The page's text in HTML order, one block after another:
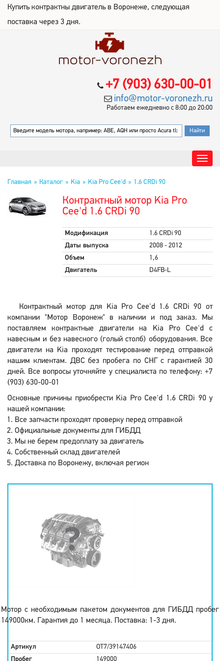
Купить контрактны двигатель в Воронеже, следующая
поставка через 3 дня.
+7 (903) 630-00-01
info@motor-voronezh.ru
Работаем ежедневно с 8:00 до 20:00
Главная Каталог Kia Kia Pro Cee'd 1.6 CRDi 90
Контрактный мотор Kia Pro
Cee'd 1.6 CRDi 90
Модификация
1.6 CRDi 90
Даты выпуска
2008 - 2012
Объем
1,6
Двигатель
D4FB-L
Контрактный мотор для Kia Pro Cee'd 1.6 CRDi 90 от
компании "Мотор Воронеж" в наличии и под заказ. Мы
поставляем контрактные двигатели на Kia Pro Cee'd с
навесным и без навесного (голый столб) оборудования. Все
двигатели на Kia проходят тестирование перед отправкой
нашим клиентам. ДВС без пробега по СНГ с гарантией 30
дней. Все вопросы уточняйте у специалиста по телефону: +7
(903) 630-00-01
Основные причины приобрести Kia Pro Cee'd 1.6 CRDi 90 у
нашей компании:
Все запчасти проходят проверку перед отправкой
Официальные документы для ГИБДД
Мы не берем предоплату за двигатель
Собственный склад двигателей
Доставка по Воронежу, включая регион
Мотор с необходимым пакетом документов для ГИБДД пробег
149000км. Гарантия до 1 месяца. Поставка: 1-3 дня.
Артикул
OT7/39147406
Пробег
149000